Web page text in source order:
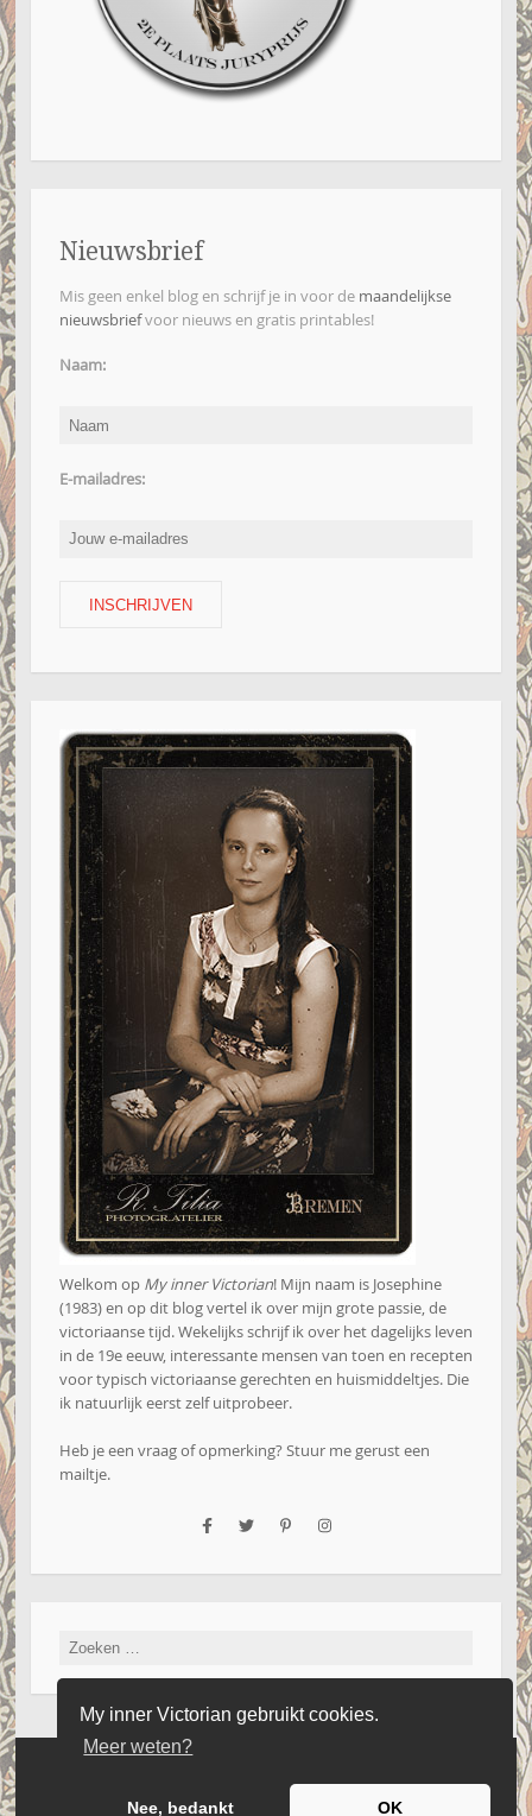
My inner Victorian gebruikt cookies.
Meer weten?
Nee, bedankt OK
Nieuwsbrief
Mis geen enkel blog en schrijf je in voor de maandelijkse
nieuwsbriefvoor nieuws en gratis printables!
Naam:
E-mailadres:
Welkom op My inner Victorian! Mijn naam is Josephine
(1983) en op dit blog vertel ik over mijn grote passie, de
victoriaanse tijd. Wekelijks schrijf ik over het dagelijks leven
in de 19e eeuw, interessante mensen van toen en recepten
voor typisch victoriaanse gerechten en huismiddeltjes. Die
ik natuurlijk eerst zelf uitprobeer.
Heb je een vraag of opmerking? Stuur me gerust een
mailtje.
Zoeken